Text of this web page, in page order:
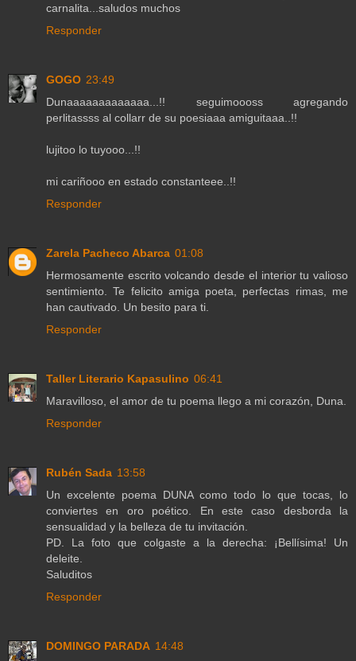
carnalita...saludos muchos
Responder
GOGO 23:49
Dunaaaaaaaaaaaaa...!! seguimoooss agregando
perlitassss al collarr de su poesiaaa amiguitaaa..!!
lujitoo lo tuyooo...!!
mi cariñooo en estado constanteee..!!
Responder
Zarela Pacheco Abarca 01:08
Hermosamente escrito volcando desde el interior tu valioso
sentimiento. Te felicito amiga poeta, perfectas rimas, me
han cautivado. Un besito para ti.
Responder
Taller Literario Kapasulino 06:41
Maravilloso, el amor de tu poema llego a mi corazón, Duna.
Responder
Rubén Sada 13:58
Un excelente poema DUNA como todo lo que tocas, lo
conviertes en oro poético. En este caso desborda la
sensualidad y la belleza de tu invitación.
PD. La foto que colgaste a la derecha: ¡Bellísima! Un
deleite.
Saluditos
Responder
DOMINGO PARADA 14:48